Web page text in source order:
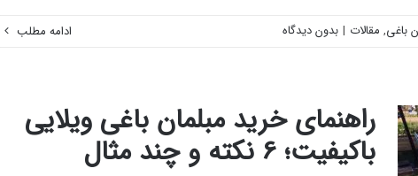
باغی, مقالات | بدون دیدگاه ادامه مطلب
راهنمای خرید مبلمان باغی ویلایی
باکیفیت؛ 6 نکته و چند مثال